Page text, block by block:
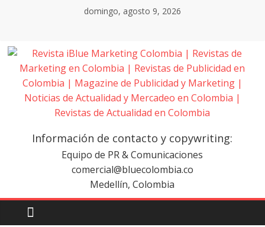
domingo, agosto 9, 2026
Revista
iBlue
Marketing
Colombia
Información de contacto y copywriting:
Equipo de PR & Comunicaciones
comercial@bluecolombia.co
Medellín, Colombia